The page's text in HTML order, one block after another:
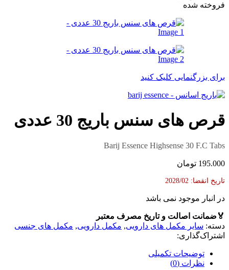
فروخته شده
برای بزرگنمایی کلیک کنید
قرص های سنس باریج 30 عددی
Barij Essence Highsense 30 F.C Tabs
195.000 تومان
تاریخ انقضا: 2028/02
در انبار موجود نمی باشد
🏅 ضمانت اصالت و تاریخ مصرف معتبر
دسته: سایر مکمل های دارویی, مکمل دارویی, مکمل های جنسی
اشتراک‌گذاری:
توضیحات تکمیلی
نظرات (0)